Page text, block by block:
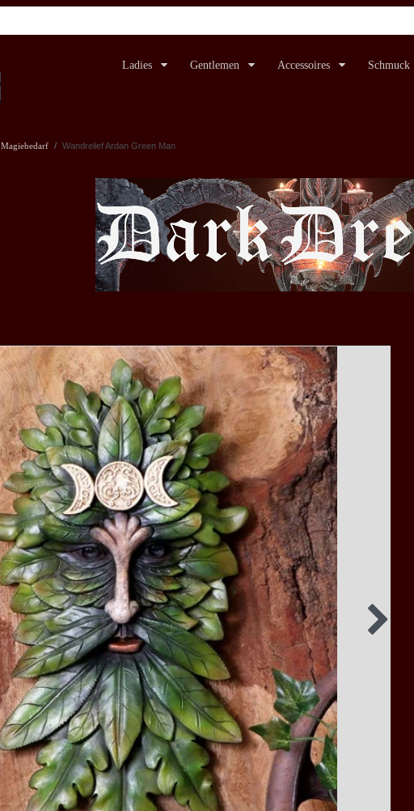
Ladies Gentlemen Accessoires Schmuck
Magiebedarf Wandrelief Ardan Green Man